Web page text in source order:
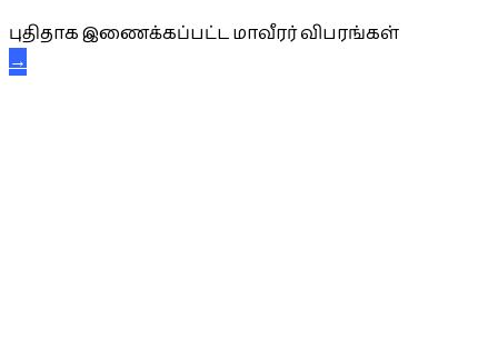
புதிதாக இணைக்கப்பட்ட மாவீரர் விபரங்கள்
→